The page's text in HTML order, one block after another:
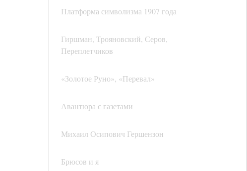
Платформа символизма 1907 года
Гиршман, Трояновский, Серов,
Переплетчиков
«Золотое Руно», «Перевал»
Авантюра с газетами
Михаил Осипович Гершензон
Брюсов и я